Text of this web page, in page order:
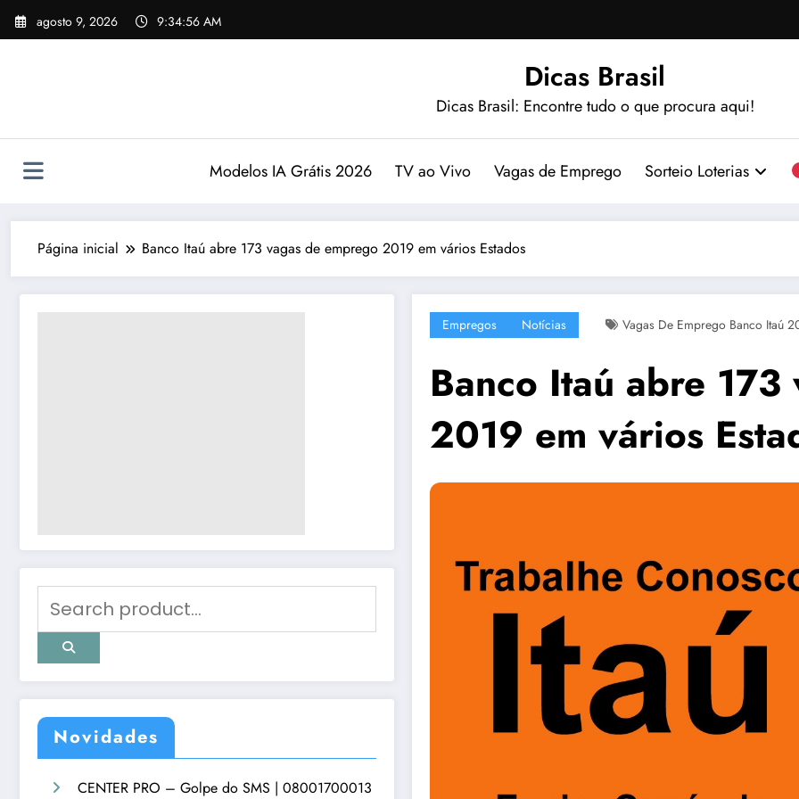
Pular
para
agosto 9, 2026 9:34:57 AM
Dicas Brasil
Dicas Brasil: Encontre tudo o que procura aqui!
Modelos IA Grátis 2026 TV ao Vivo Vagas de Emprego Sorteio Loterias
Página inicial Banco Itaú abre 173 vagas de emprego 2019 em vários Estados
Novidades
CENTER PRO – Golpe do SMS | 08001700013
Empregos Notícias Vagas De Emprego Banco Itaú
Banco Itaú abre
2019 em vários